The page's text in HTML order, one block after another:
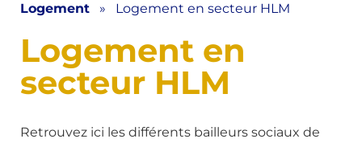
Logement
» Logement en secteur HLM
Logement en
secteur HLM
Retrouvez ici les différents bailleurs sociaux de